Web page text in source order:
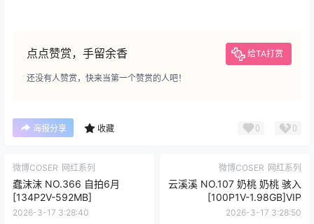
点点赞赏，手留余香 给TA打赏
还没有人赞赏，快来当第一个赞赏的人吧！
海报分享 收藏 0 0
微博COSER 网红系列
蠢沫沫 NO.366 自拍6月
[134P2V-592MB]
2026-3-17 3:28:40
微博COSER 网红系列
云溪溪 NO.107 奶桃 奶桃 骇入
[100P1V-1.98GB]VIP
2026-3-17 3:28:50